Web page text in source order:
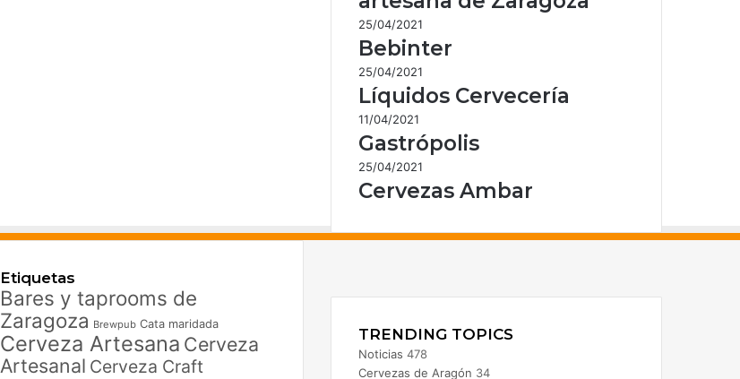
25/04/2021
Bebinter
25/04/2021
Líquidos Cervecería
11/04/2021
Gastrópolis
25/04/2021
Cervezas Ambar
Etiquetas
Bares y taprooms de
Zaragoza Brewpub Cata maridada
Cerveza Artesana Cerveza
Artesanal Cerveza Craft
TRENDING TOPICS
Noticias 478
Cervezas de Aragón 34